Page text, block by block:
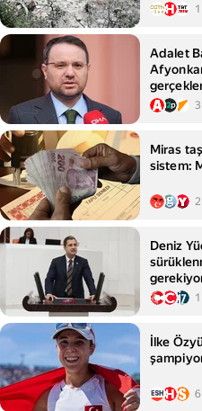
Adalet
Miras
sistem:
Deniz
İlke